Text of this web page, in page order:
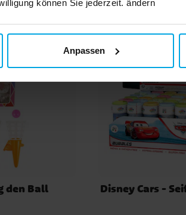
können Sie jederzeit. ändern
Anpassen
den Ball Disney Cars -